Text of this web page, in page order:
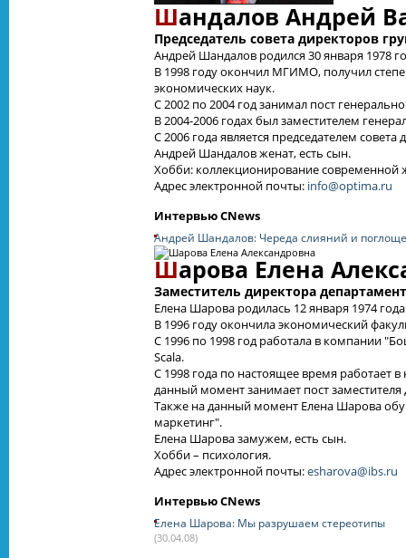
Шандалов Андрей
Председатель совета директоров
Андрей Шандалов родился 30 января 1978
В 1998 году окончил МГИМО, получил
экономических наук.
С 2002 по 2004 год занимал пост
В 2004-2006 годах был заместителем
С 2006 года является председателем
Андрей Шандалов женат, есть сын.
Хобби: коллекционирование современной
Адрес электронной почты: info@optima.ru
Интервью CNews
Андрей Шандалов: Череда слияний и
Шарова Елена
Заместитель директора
Елена Шарова родилась 12 января 1974
В 1996 году окончила экономический
С 1996 по 1998 год работала в компании
Scala.
С 1998 года по настоящее время работает
данный момент занимает пост
Также на данный момент Елена Шарова
маркетинг".
Елена Шарова замужем, есть сын.
Хобби – психология.
Адрес электронной почты:esharova@ibs.ru
Интервью CNews
Елена Шарова: Мы разрушаем стереотипы
(30.04.08)